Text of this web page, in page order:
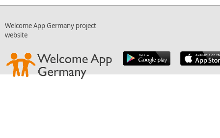
Welcome App Germany project
website